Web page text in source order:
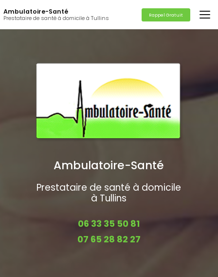
au
contenu
principal
Ambulatoire-Santé
Prestataire de santé à domicile à Tullins Rappel Gratuit
Ambulatoire-Santé
Prestataire de santé à domicile
à Tullins
06 33 35 50 81
07 65 28 82 27